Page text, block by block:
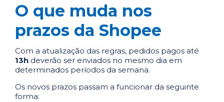
O que muda nos
prazos da Shopee
Com a atualização das regras, pedidos pagos até
13h deverão ser enviados no mesmo dia em
determinados períodos da semana.
Os novos prazos passam a funcionar da seguinte
forma: